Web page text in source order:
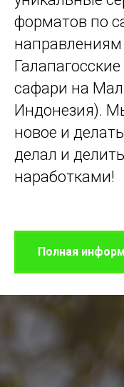
форматов по
сафари на
Индонезия).
новое и
делал и
наработками!
Полная